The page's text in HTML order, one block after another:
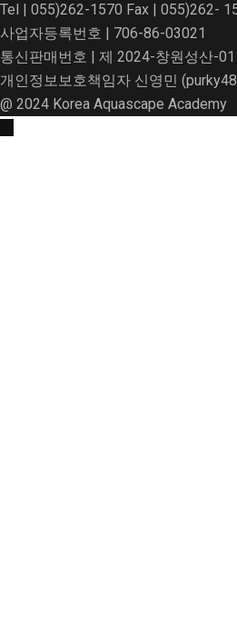
Tel | 055)262-1570 Fax | 055)262-
사업자등록번호 | 706-86-03021
통신판매번호 | 제 2024-창원성산-
개인정보보호책임자 신영민
@ 2024 Korea Aquascape Academy